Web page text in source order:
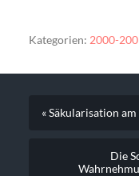
Kategorien: 2000-
« Säkularisation
Die